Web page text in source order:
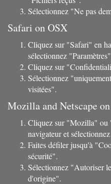
Sélectionnez "Ne pas
Safari on OSX
Cliquez sur "Safari" en
sélectionnez
Cliquez sur
Sélectionnez
visitées".
Mozilla and Netscape
Cliquez sur "Mozilla" ou
navigateur et
Faites défiler jusqu'à
sécurité".
Sélectionnez "Autoriser
d'origine".